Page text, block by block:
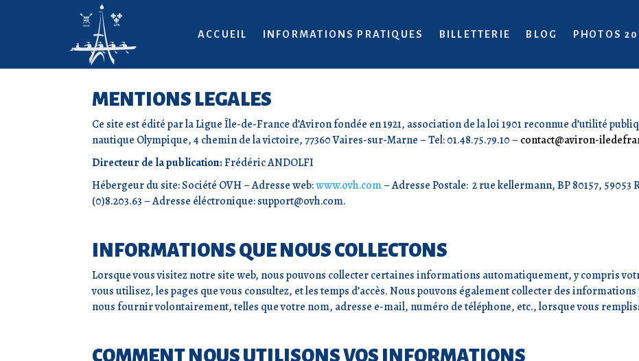
ACCUEIL INFORMATIONS PRATIQUES BILLETTERIE BLOG PHOTOS
MENTIONS LEGALES
Ce site est édité par la Ligue Île-de-France d’Aviron fondée en 1921, association de la loi 1901 reconnue d’utilité
nautique Olympique, 4 chemin de la victoire, 77360 Vaires-sur-Marne – Tel: 01.48.75.79.10 –contact@aviron-
Directeur de la publication:Frédéric ANDOLFI
Hébergeur du site: Société OVH – Adresse web:www.ovh.com – Adresse Postale: 2 rue kellermann, BP 80157, 59053
(0)8.203.63 – Adresse éléctronique: support@ovh.com.
INFORMATIONS QUE NOUS COLLECTONS
Lorsque vous visitez notre site web, nous pouvons collecter certaines informations automatiquement, y compris
vous utilisez, les pages que vous consultez, et les temps d’accès. Nous pouvons également collecter des
nous fournir volontairement, telles que votre nom, adresse e-mail, numéro de téléphone, etc., lorsque vous
COMMENT NOUS UTILISONS VOS INFORMATIONS